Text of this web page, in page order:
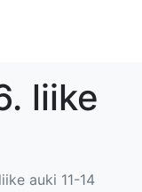
liike
auki 11-14